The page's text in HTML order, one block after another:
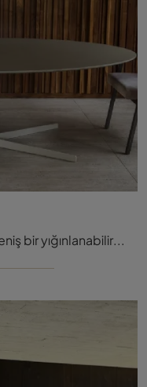
Tıklayarak modern odalar için geniş bir yığınlanabilir sandalye yelpazesi keşfedin: Tacchini'nin Babela modeli seni